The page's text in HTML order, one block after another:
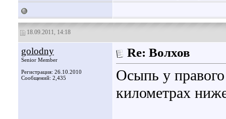
18.09.2011, 14:18
golodny
Senior Member
Регистрация: 26.10.2010
Сообщений: 2,435
Re: Волхов
Осыпь у
километрах